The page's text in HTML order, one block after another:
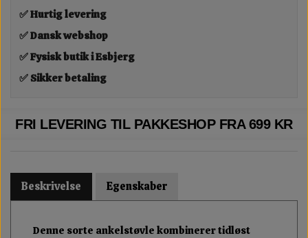
✅ Hurtig levering
✅ Dansk webshop
✅ Fysisk butik i Esbjerg
✅ Sikker betaling
FRI LEVERING TIL PAKKESHOP FRA 699 KR
Beskrivelse Egenskaber
Denne sorte ankelstøvle kombinerer tidløst